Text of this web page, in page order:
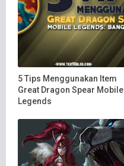
5 Tips Menggunakan Item
Great Dragon Spear Mobile
Legends